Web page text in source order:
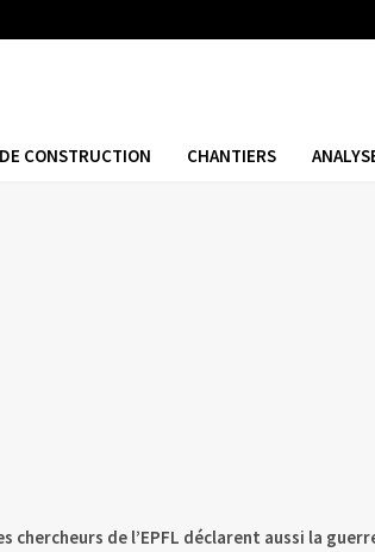
CONSTRUCTION CHANTIERS
chercheurs de l’EPFL déclarent aussi la